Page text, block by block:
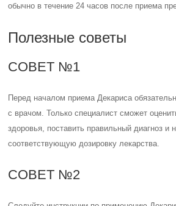
обычно в течение 24 часов после приема
Полезные советы
СОВЕТ №1
Перед началом приема Декариса
с врачом. Только специалист сможет
здоровья, поставить правильный диагноз и
соответствующую дозировку лекарства.
СОВЕТ №2